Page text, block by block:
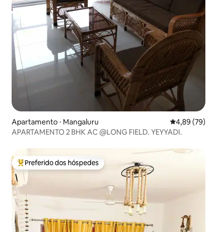
Apartamento ⋅ Mangaluru 4,89 de uma
4,89 (79)
APARTAMENTO 2 BHK AC @LONG FIELD. YEYYADI.
Entre os melhores preferidos dos hóspedes
Preferido dos hóspedes